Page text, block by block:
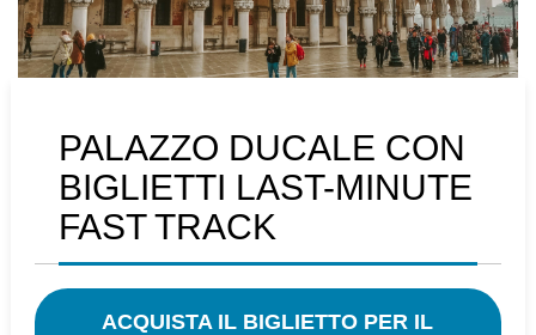
PALAZZO DUCALE CON
BIGLIETTI LAST-MINUTE
FAST TRACK
ACQUISTA IL BIGLIETTO PER IL